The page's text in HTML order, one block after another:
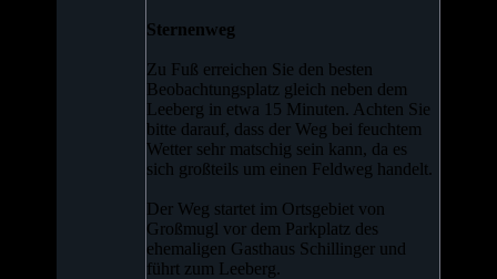
Sternenweg
Zu Fuß erreichen Sie den besten
Beobachtungsplatz gleich neben dem
Leeberg in etwa 15 Minuten. Achten Sie
bitte darauf, dass der Weg bei feuchtem
Wetter sehr matschig sein kann, da es
sich großteils um einen Feldweg handelt.
Der Weg startet im Ortsgebiet von
Großmugl vor dem Parkplatz des
ehemaligen Gasthaus Schillinger und
führt zum Leeberg.